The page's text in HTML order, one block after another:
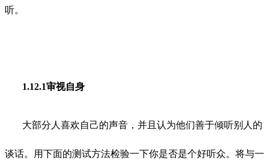
听。
1.12.1审视自身
大部分人喜欢自己的声音，并且认为他们善于倾听别人的
谈话。用下面的测试方法检验一下你是否是个好听众。将与一